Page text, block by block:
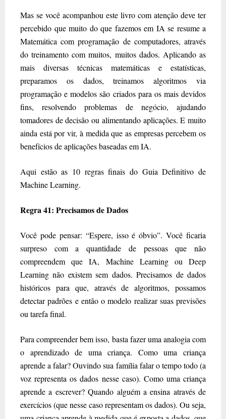
Mas se você acompanhou este livro com atenção deve ter
percebido que muito do que fazemos em IA se resume a
Matemática com programação de computadores, através
do treinamento com muitos, muitos dados. Aplicando as
mais diversas técnicas matemáticas e estatísticas,
preparamos os dados, treinamos algoritmos via
programação e modelos são criados para os mais devidos
fins, resolvendo problemas de negócio, ajudando
tomadores de decisão ou alimentando aplicações. E muito
ainda está por vir, à medida que as empresas percebem os
benefícios de aplicações baseadas em IA.
Aqui estão as 10 regras finais do Guia Definitivo de
Machine Learning.
Regra 41: Precisamos de Dados
Você pode pensar: “Espere, isso é óbvio”. Você ficaria
surpreso com a quantidade de pessoas que não
compreendem que IA, Machine Learning ou Deep
Learning não existem sem dados. Precisamos de dados
históricos para que, através de algoritmos, possamos
detectar padrões e então o modelo realizar suas previsões
ou tarefa final.
Para compreender bem isso, basta fazer uma analogia com
o aprendizado de uma criança. Como uma criança
aprende a falar? Ouvindo sua família falar o tempo todo (a
voz representa os dados nesse caso). Como uma criança
aprende a escrever? Quando alguém a ensina através de
exercícios (que nesse caso representam os dados). Ou seja,